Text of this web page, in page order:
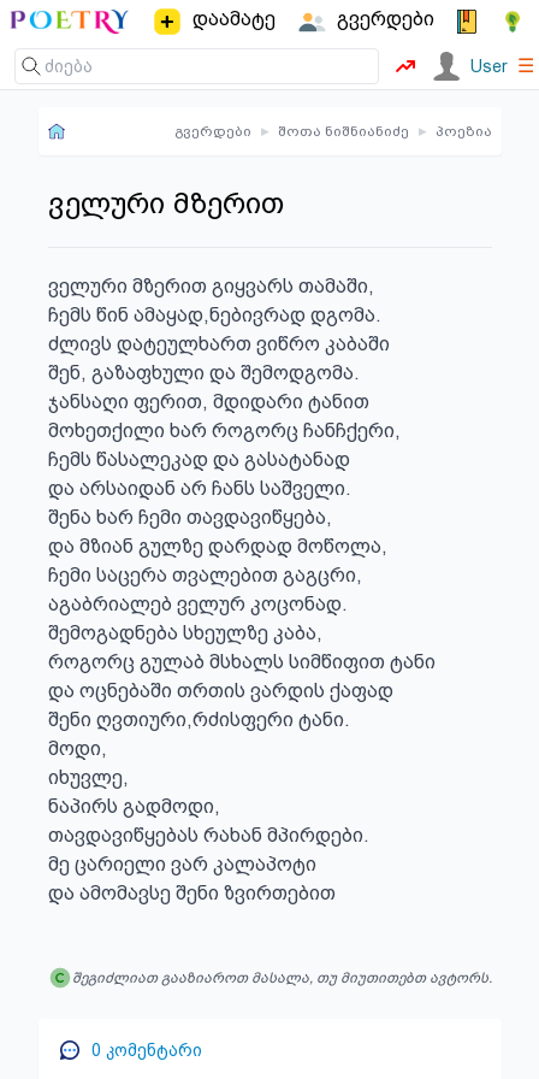
დაამატე გვერდები
User ☰
გვერდები ▸ შოთა ნიშნიანიძე ▸ პოეზია
ველური მზერით
ველური მზერით გიყვარს თამაში,
ჩემს წინ ამაყად,ნებივრად დგომა.
ძლივს დატეულხართ ვიწრო კაბაში
შენ, გაზაფხული და შემოდგომა.
ჯანსაღი ფერით, მდიდარი ტანით
მოხეთქილი ხარ როგორც ჩანჩქერი,
ჩემს წასალეკად და გასატანად
და არსაიდან არ ჩანს საშველი.
შენა ხარ ჩემი თავდავიწყება,
და მზიან გულზე დარდად მოწოლა,
ჩემი საცერა თვალებით გაგცრი,
აგაბრიალებ ველურ კოცონად.
შემოგადნება სხეულზე კაბა,
როგორც გულაბ მსხალს სიმწიფით ტანი
და ოცნებაში თრთის ვარდის ქაფად
შენი ღვთიური,რძისფერი ტანი.
მოდი,
იხუვლე,
ნაპირს გადმოდი,
თავდავიწყებას რახან მპირდები.
მე ცარიელი ვარ კალაპოტი
შეგიძლიათ გააზიაროთ მასალა, თუ მიუთითებთ ავტორს.
0 კომენტარი